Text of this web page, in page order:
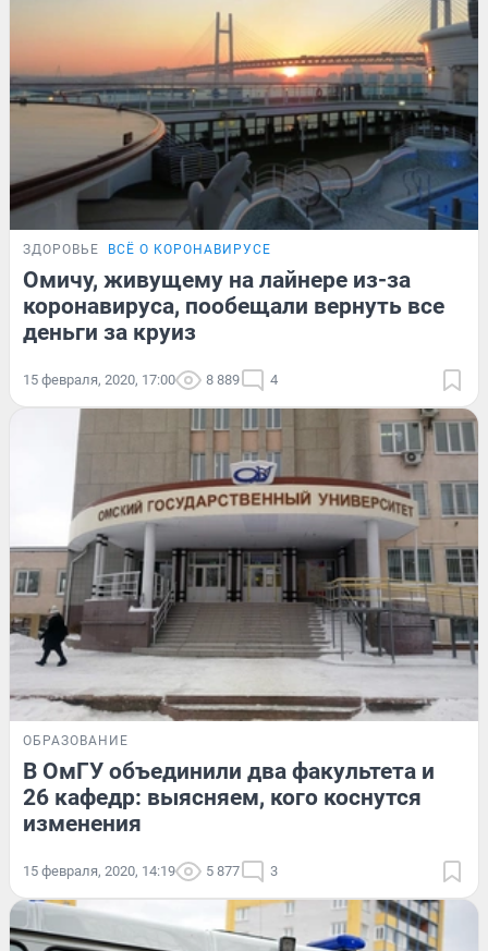
ЗДОРОВЬЕ ВСЁ О КОРОНАВИРУСЕ
Омичу, живущему на лайнере из-за
коронавируса, пообещали вернуть все
деньги за круиз
15 февраля, 2020, 17:00 8 889 4
ОБРАЗОВАНИЕ
В ОмГУ объединили два факультета и
26 кафедр: выясняем, кого коснутся
изменения
15 февраля, 2020, 14:19 5 877 3